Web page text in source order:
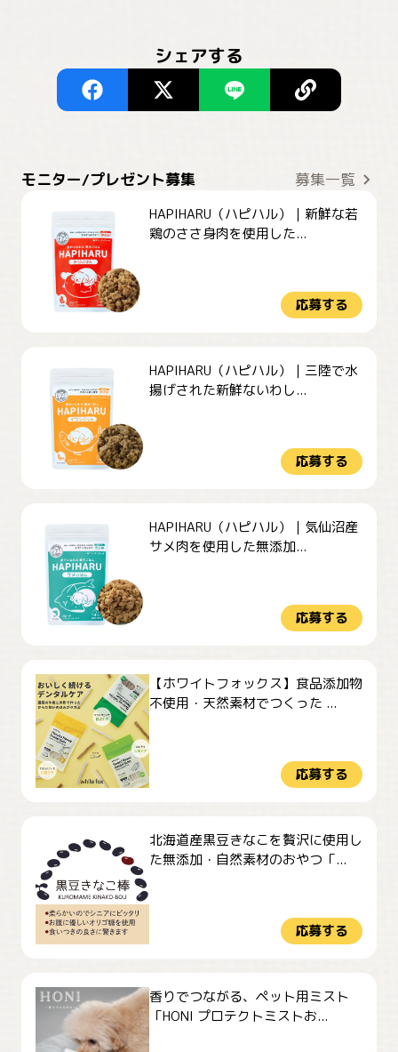
シェアする
モニター/プレゼント募集 募集一覧
HAPIHARU（ハピハル）｜新鮮な若
鶏のささ身肉を使用した...
応募する
HAPIHARU（ハピハル）｜三陸で水
揚げされた新鮮ないわし...
応募する
HAPIHARU（ハピハル）｜気仙沼産
サメ肉を使用した無添加...
応募する
【ホワイトフォックス】食品添加物
不使用・天然素材でつくった ...
応募する
北海道産黒豆きなこを贅沢に使用し
た無添加・自然素材のおやつ「...
応募する
香りでつながる、ペット用ミスト
「HONI プロテクトミストお...